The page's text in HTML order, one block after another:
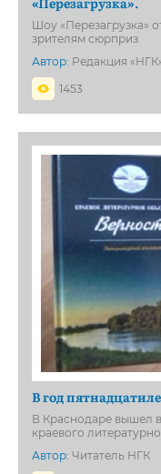
Шоу «Перезагрузка»
зрителям сюрприз
Автор: Редакция
1453
В год
В Краснодаре вышел
краевого
Автор: Читатель НГК